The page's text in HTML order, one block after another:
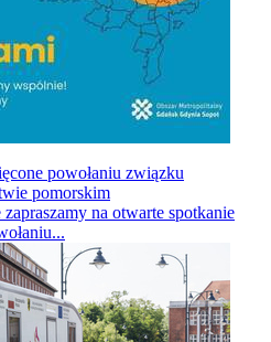
powołaniu związku
pomorskim
na otwarte spotkanie